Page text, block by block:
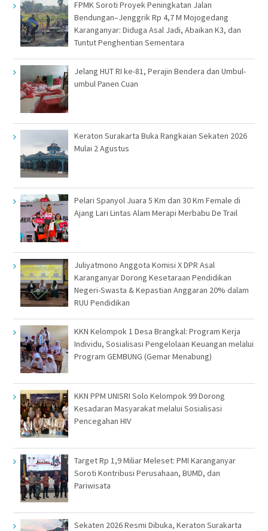
FPMK Soroti Proyek Peningkatan Jalan
Bendungan–Jenggrik Rp 4,7 M Mojogedang
Karanganyar: Diduga Asal Jadi, Abaikan K3, dan
Tuntut Penghentian Sementara
Jelang HUT RI ke-81, Perajin Bendera dan Umbul-
umbul Panen Cuan
Keraton Surakarta Buka Rangkaian Sekaten 2026
Mulai 2 Agustus
Pelari Spanyol Juara 5 Km dan 30 Km Female di
Ajang Lari Lintas Alam Merapi Merbabu De Trail
Juliyatmono Anggota Komisi X DPR Asal
Karanganyar Dorong Kesetaraan Pendidikan
Negeri-Swasta & Kepastian Anggaran 20% dalam
RUU Pendidikan
KKN Kelompok 1 Desa Brangkal: Program Kerja
Individu, Sosialisasi Pengelolaan Keuangan melalui
Program GEMBUNG (Gemar Menabung)
KKN PPM UNISRI Solo Kelompok 99 Dorong
Kesadaran Masyarakat melalui Sosialisasi
Pencegahan HIV
Target Rp 1,9 Miliar Meleset: PMI Karanganyar
Soroti Kontribusi Perusahaan, BUMD, dan
Pariwisata
Sekaten 2026 Resmi Dibuka, Keraton Surakarta